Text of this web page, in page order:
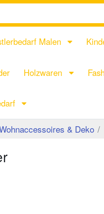
Malen
Holzwaren
& Deko